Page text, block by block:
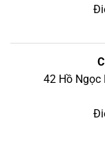
42 Hồ Ngọc